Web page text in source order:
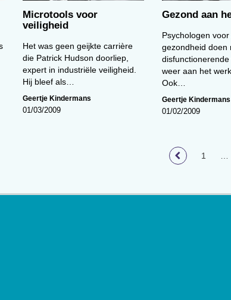
Microtools voor
veiligheid
Het was geen geijkte carrière
die Patrick Hudson doorliep,
expert in industriële veiligheid.
Hij bleef als…
Geertje Kindermans
01/03/2009
Gezond aan
Psychologen
gezondheid doen
weer aan het
Ook…
Geertje Kindermans
01/02/2009
1 …